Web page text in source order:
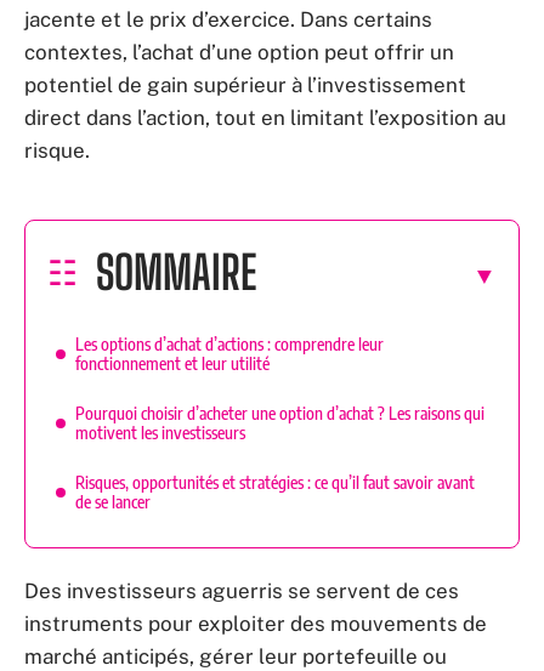
jacente et le prix d’exercice. Dans certains
contextes, l’achat d’une option peut offrir un
potentiel de gain supérieur à l’investissement
direct dans l’action, tout en limitant l’exposition au
risque.
SOMMAIRE
Les options d’achat d’actions : comprendre leur
fonctionnement et leur utilité
Pourquoi choisir d’acheter une option d’achat ? Les raisons qui
motivent les investisseurs
Risques, opportunités et stratégies : ce qu’il faut savoir avant
de se lancer
Des investisseurs aguerris se servent de ces
instruments pour exploiter des mouvements de
marché anticipés, gérer leur portefeuille ou